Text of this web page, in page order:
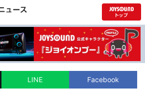
LINE Facebook